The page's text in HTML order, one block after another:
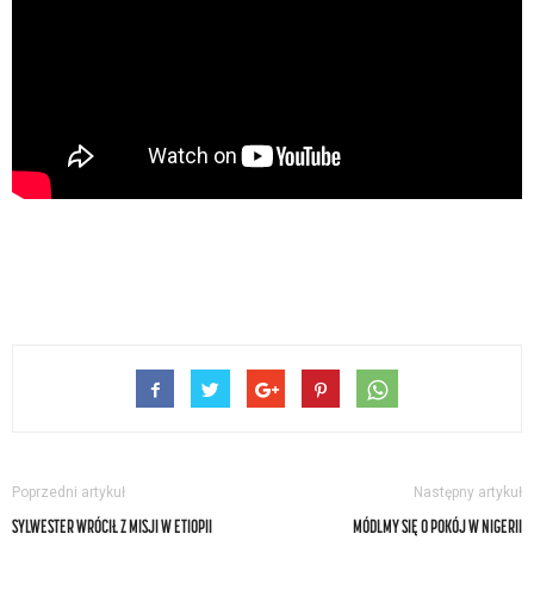
Poprzedni artykuł
SYLWESTER WRÓCIŁ Z MISJI W ETIOPII
Następny artykuł
MÓDLMY SIĘ O POKÓJ W NIGERII